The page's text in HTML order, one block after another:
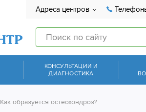
Адреса центров
КОНСУЛЬТАЦИИ И
ДИАГНОСТИКА
Как образуется остеохондроз?